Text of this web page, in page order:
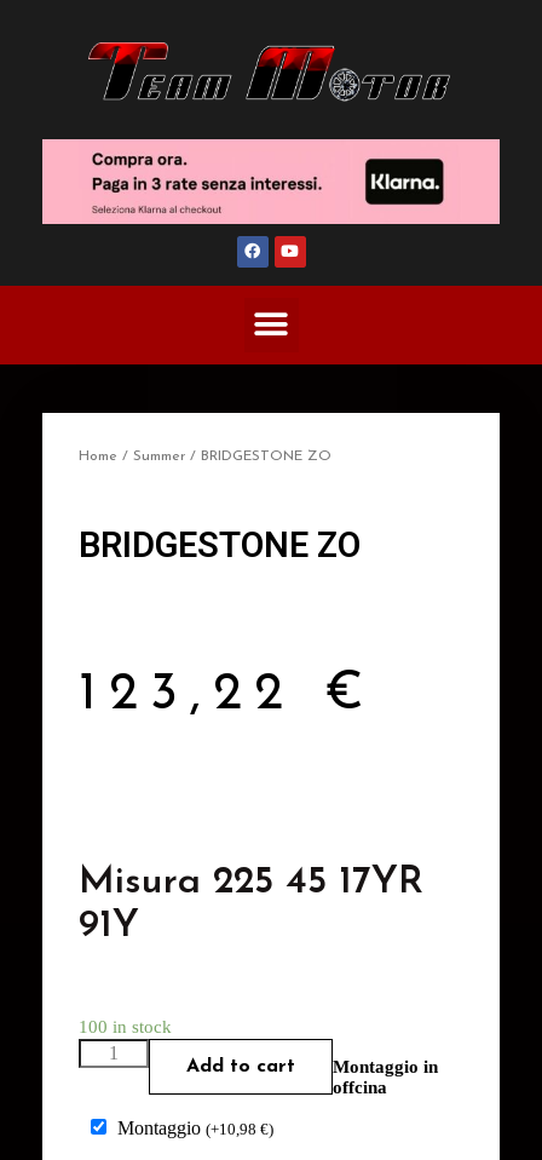
Home / Summer / BRIDGESTONE ZO
BRIDGESTONE ZO
123,22 €
Misura 225 45 17YR
91Y
100 in stock
Add to cart
Montaggio in
offcina
Montaggio (+10,98 €)